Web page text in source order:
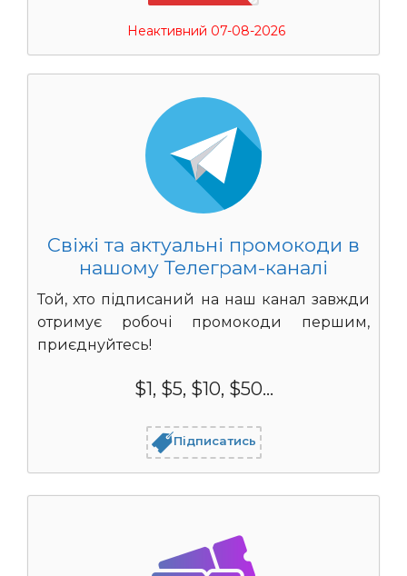
Неактивний 07-08-2026
Свіжі та актуальні промокоди в
нашому Телеграм-каналі
Той, хто підписаний на наш канал завжди
отримує робочі промокоди першим,
приєднуйтесь!
$1, $5, $10, $50...
Підписатись